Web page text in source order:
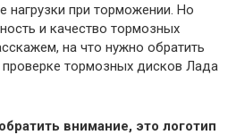
при торможении. Но
и качество тормозных
на что нужно обратить
тормозных дисков Лада
внимание, это логотип